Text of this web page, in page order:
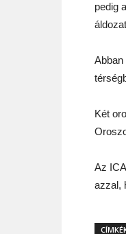
pedig
Két
Az
azzal,